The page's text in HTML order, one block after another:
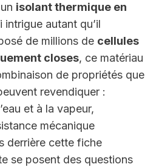
isolant thermique en
intrigue autant qu’il
de millions de cellules
closes, ce matériau
de propriétés que
revendiquer :
et à la vapeur,
mécanique
derrière cette fiche
se posent des questions